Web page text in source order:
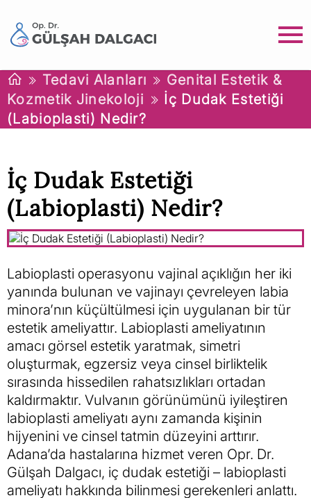
Tedavi Alanları
Genital Estetik &
Kozmetik Jinekoloji
İç Dudak Estetiği
(Labioplasti) Nedir?
İç Dudak Estetiği
(Labioplasti) Nedir?
Labioplasti operasyonu vajinal açıklığın her iki
yanında bulunan ve vajinayı çevreleyen labia
minora’nın küçültülmesi için uygulanan bir tür
estetik ameliyattır. Labioplasti ameliyatının
amacı görsel estetik yaratmak, simetri
oluşturmak, egzersiz veya cinsel birliktelik
sırasında hissedilen rahatsızlıkları ortadan
kaldırmaktır. Vulvanın görünümünü iyileştiren
labioplasti ameliyatı aynı zamanda kişinin
hijyenini ve cinsel tatmin düzeyini arttırır.
Adana’da hastalarına hizmet veren Opr. Dr.
Gülşah Dalgacı, iç dudak estetiği – labioplasti
ameliyatı hakkında bilinmesi gerekenleri anlattı.